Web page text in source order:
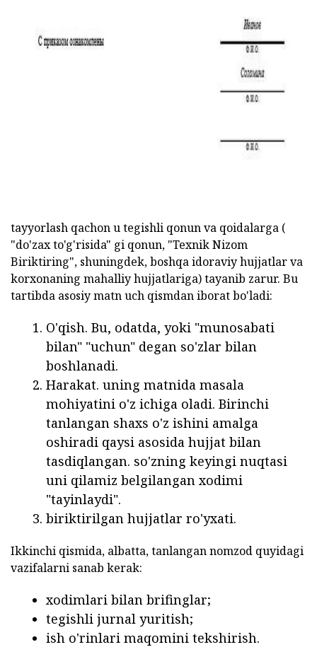
tayyorlash qachon u tegishli qonun va qoidalarga (
"do'zax to'g'risida" gi qonun, "Texnik Nizom
Biriktiring", shuningdek, boshqa idoraviy hujjatlar va
korxonaning mahalliy hujjatlariga) tayanib zarur. Bu
tartibda asosiy matn uch qismdan iborat bo'ladi:
O'qish. Bu, odatda, yoki "munosabati
bilan" "uchun" degan so'zlar bilan
boshlanadi.
Harakat. uning matnida masala
mohiyatini o'z ichiga oladi. Birinchi
tanlangan shaxs o'z ishini amalga
oshiradi qaysi asosida hujjat bilan
tasdiqlangan. so'zning keyingi nuqtasi
uni qilamiz belgilangan xodimi
"tayinlaydi".
biriktirilgan hujjatlar ro'yxati.
Ikkinchi qismida, albatta, tanlangan nomzod quyidagi
vazifalarni sanab kerak:
xodimlari bilan brifinglar;
tegishli jurnal yuritish;
ish o'rinlari maqomini tekshirish.